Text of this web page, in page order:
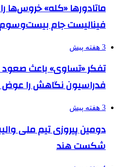
ماتادورها «کله» خروس‌ها
فینالیست جام بیست‌وسوم
3 هفته پیش
تفکر «تساوی» باعث
فدراسیون نگاهش را عوض
3 هفته پیش
دومین پیروزی تیم ملی
شکست هند